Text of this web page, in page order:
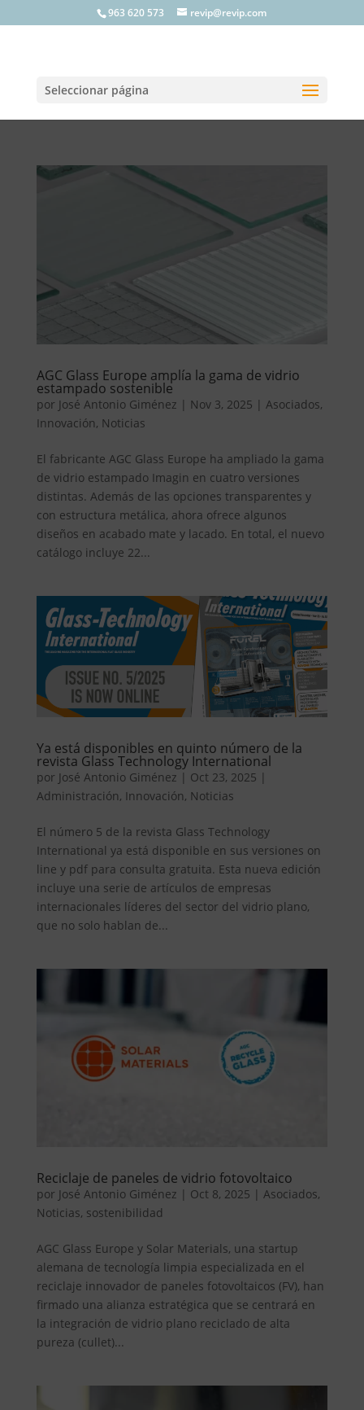
963 620 573 revip@revip.com
Seleccionar página
AGC Glass Europe amplía la gama de vidrio
estampado sostenible
por José Antonio Giménez | Nov 3, 2025 | Asociados,
Innovación, Noticias
El fabricante AGC Glass Europe ha ampliado la gama
de vidrio estampado Imagin en cuatro versiones
distintas. Además de las opciones transparentes y
con estructura metálica, ahora ofrece algunos
diseños en acabado mate y lacado. En total, el nuevo
catálogo incluye 22...
Ya está disponibles en quinto número de la
revista Glass Technology International
por José Antonio Giménez | Oct 23, 2025 |
Administración, Innovación, Noticias
El número 5 de la revista Glass Technology
International ya está disponible en sus versiones on
line y pdf para consulta gratuita. Esta nueva edición
incluye una serie de artículos de empresas
internacionales líderes del sector del vidrio plano,
que no solo hablan de...
Reciclaje de paneles de vidrio fotovoltaico
por José Antonio Giménez | Oct 8, 2025 | Asociados,
Noticias, sostenibilidad
AGC Glass Europe y Solar Materials, una startup
alemana de tecnología limpia especializada en el
reciclaje innovador de paneles fotovoltaicos (FV), han
firmado una alianza estratégica que se centrará en
la integración de vidrio plano reciclado de alta
pureza (cullet)...